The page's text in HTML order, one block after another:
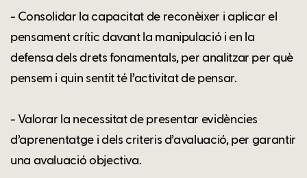
- Consolidar la capacitat de reconèixer i aplicar el
pensament crític davant la manipulació i en la
defensa dels drets fonamentals, per analitzar per què
pensem i quin sentit té l’activitat de pensar.
- Valorar la necessitat de presentar evidències
d’aprenentatge i dels criteris d’avaluació, per garantir
una avaluació objectiva.